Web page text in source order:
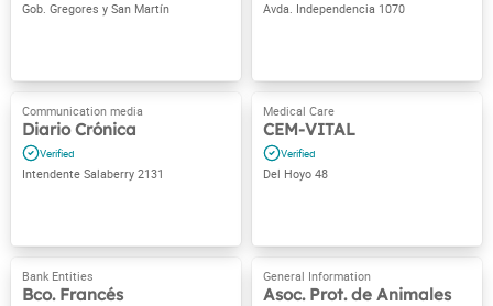
Gob. Gregores y San Martín Avda. Independencia 1070
Diario Crónica
Intendente Salaberry 2131
CEM-VITAL
Del Hoyo 48
Bco. Francés Asoc. Prot. de Animales